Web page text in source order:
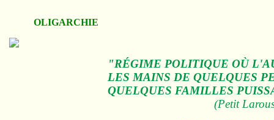
OLIGARCHIE
"RÉGIME POLITIQUE OÙ
LES MAINS DE QUELQUES
QUELQUES FAMILLES
(Petit